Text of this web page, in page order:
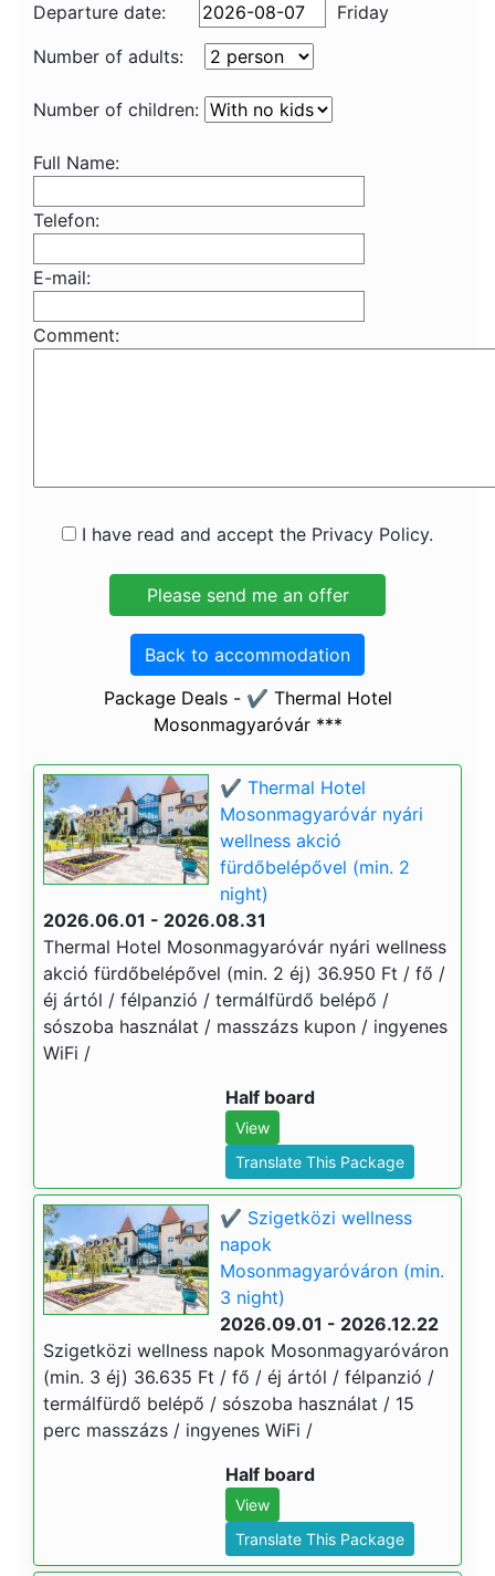
Departure date:
Friday
Number of adults:
Number of children:
Full Name:
Telefon:
E-mail:
Comment:
I have read and accept the Privacy Policy.
Back to accommodation
Package Deals - ✔️ Thermal Hotel
Mosonmagyaróvár ***
✔️ Thermal Hotel
Mosonmagyaróvár nyári
wellness akció
fürdőbelépővel (min. 2
night)
2026.06.01 - 2026.08.31
Thermal Hotel Mosonmagyaróvár nyári wellness
akció fürdőbelépővel (min. 2 éj) 36.950 Ft / fő /
éj ártól / félpanzió / termálfürdő belépő /
sószoba használat / masszázs kupon / ingyenes
WiFi /
Half board
View
Translate This Package
✔️ Szigetközi wellness
napok
Mosonmagyaróváron (min.
3 night)
2026.09.01 - 2026.12.22
Szigetközi wellness napok Mosonmagyaróváron
(min. 3 éj) 36.635 Ft / fő / éj ártól / félpanzió /
termálfürdő belépő / sószoba használat / 15
perc masszázs / ingyenes WiFi /
Half board
View
Translate This Package